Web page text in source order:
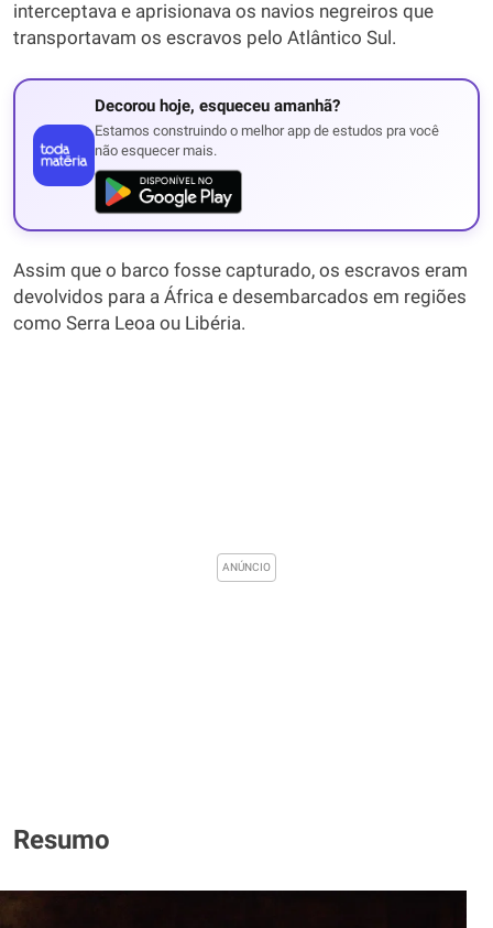
interceptava e aprisionava os navios negreiros que
transportavam os escravos pelo Atlântico Sul.
Decorou hoje, esqueceu amanhã?
Estamos construindo o melhor app de estudos pra você
não esquecer mais.
Assim que o barco fosse capturado, os escravos eram
devolvidos para a África e desembarcados em regiões
como Serra Leoa ou Libéria.
Resumo